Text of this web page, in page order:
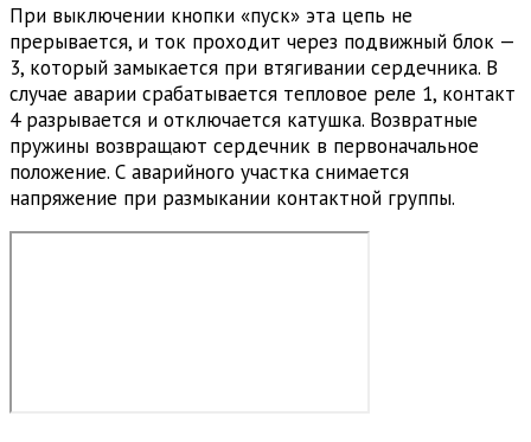
При выключении кнопки «пуск» эта цепь не
прерывается, и ток проходит через подвижный блок —
3, который замыкается при втягивании сердечника. В
случае аварии срабатывается тепловое реле 1, контакт
4 разрывается и отключается катушка. Возвратные
пружины возвращают сердечник в первоначальное
положение. С аварийного участка снимается
напряжение при размыкании контактной группы.